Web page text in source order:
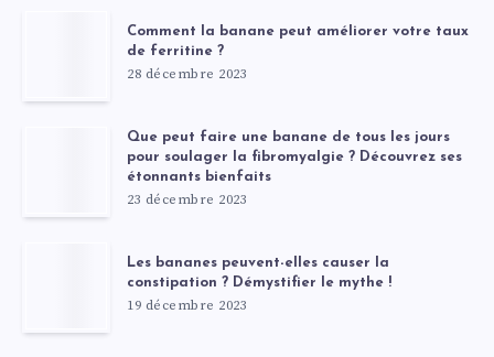
Comment la banane peut améliorer votre taux
de ferritine ?
28 décembre 2023
Que peut faire une banane de tous les jours
pour soulager la fibromyalgie ? Découvrez ses
étonnants bienfaits
23 décembre 2023
Les bananes peuvent-elles causer la
constipation ? Démystifier le mythe !
19 décembre 2023